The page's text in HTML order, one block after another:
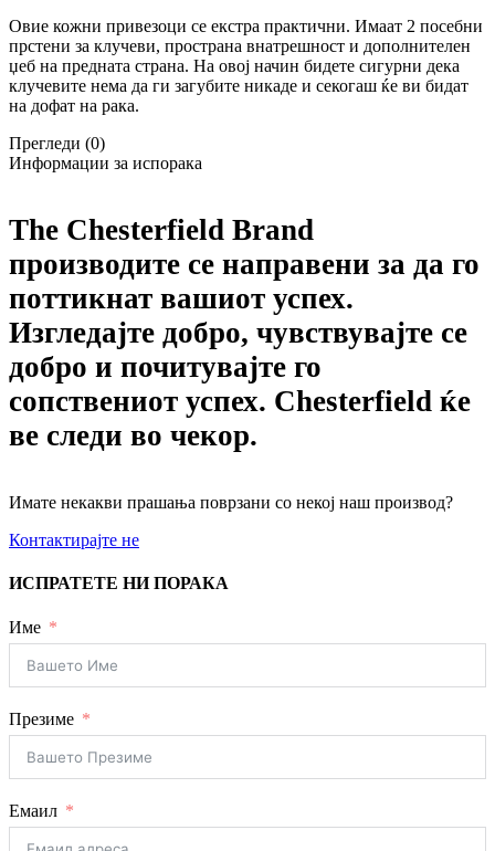
Овие кожни привезоци се екстра практични. Имаат 2 посебни
прстени за клучеви, пространа внатрешност и дополнителен
џеб на предната страна. На овој начин бидете сигурни дека
клучевите нема да ги загубите никаде и секогаш ќе ви бидат
на дофат на рака.
Прегледи (0)
Информации за испорака
The Chesterfield Brand
производите се направени за да го
поттикнат вашиот успех.
Изгледајте добро, чувствувајте се
добро и почитувајте го
сопствениот успех. Chesterfield ќе
ве следи во чекор.
Имате некакви прашања поврзани со некој наш производ?
Контактирајте не
ИСПРАТЕТЕ НИ ПОРАКА
Име
Презиме
Емаил